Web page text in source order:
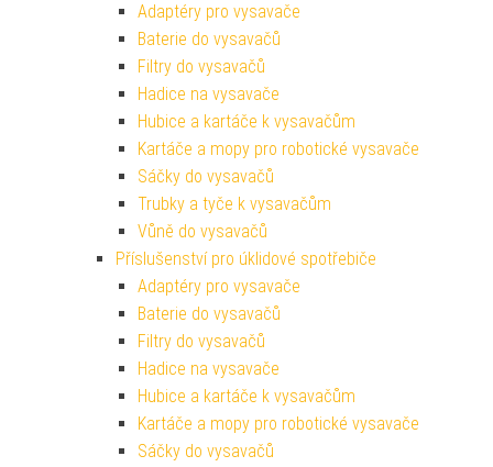
Adaptéry pro vysavače
Baterie do vysavačů
Filtry do vysavačů
Hadice na vysavače
Hubice a kartáče k vysavačům
Kartáče a mopy pro robotické vysavače
Sáčky do vysavačů
Trubky a tyče k vysavačům
Vůně do vysavačů
Příslušenství pro úklidové spotřebiče
Adaptéry pro vysavače
Baterie do vysavačů
Filtry do vysavačů
Hadice na vysavače
Hubice a kartáče k vysavačům
Kartáče a mopy pro robotické vysavače
Sáčky do vysavačů